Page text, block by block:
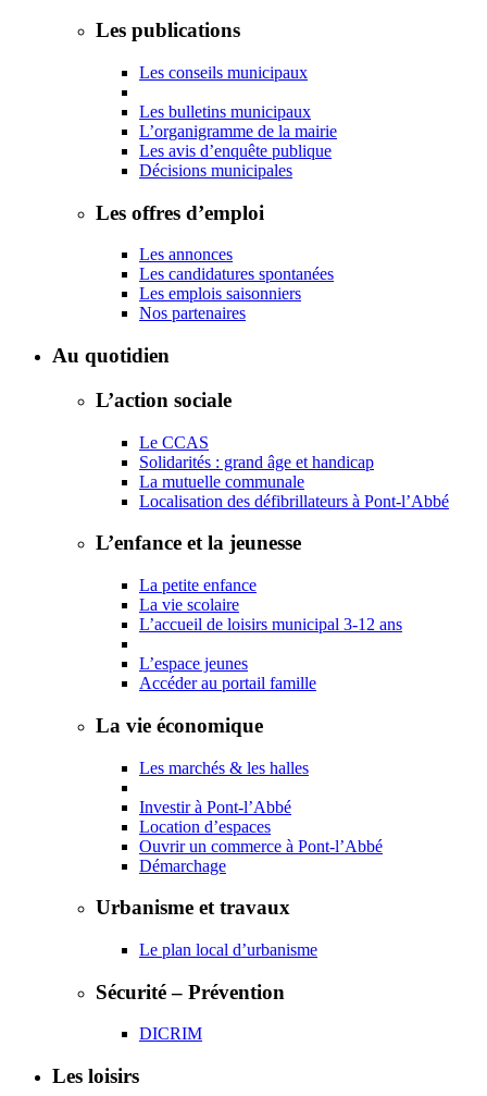
Les publications
Les conseils municipaux
Les bulletins municipaux
L’organigramme de la mairie
Les avis d’enquête publique
Décisions municipales
Les offres d’emploi
Les annonces
Les candidatures spontanées
Les emplois saisonniers
Nos partenaires
Au quotidien
L’action sociale
Le CCAS
Solidarités : grand âge et handicap
La mutuelle communale
Localisation des défibrillateurs à Pont-l’Abbé
L’enfance et la jeunesse
La petite enfance
La vie scolaire
L’accueil de loisirs municipal 3-12 ans
L’espace jeunes
Accéder au portail famille
La vie économique
Les marchés & les halles
Investir à Pont-l’Abbé
Location d’espaces
Ouvrir un commerce à Pont-l’Abbé
Démarchage
Urbanisme et travaux
Le plan local d’urbanisme
Sécurité – Prévention
DICRIM
Les loisirs